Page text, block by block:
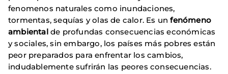
fenomenos naturales como inundaciones,
tormentas, sequías y olas de calor. Es unfenómeno
ambiental de profundas consecuencias económicas
y sociales, sin embargo, los países más pobres están
peor preparados para enfrentar los cambios,
indudablemente sufrirán las peores consecuencias.